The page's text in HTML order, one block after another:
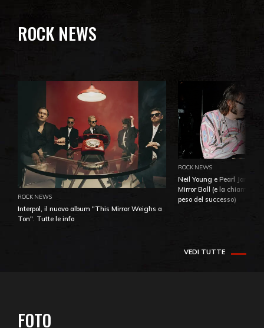
ROCK NEWS
ROCK NEWS
Interpol, il nuovo album "This Mirror Weighs a
Ton". Tutte le info
ROCK NEWS
Neil Young e Pearl Jam: la
Mirror Ball (e la chiamata
peso del successo)
VEDI TUTTE
FOTO